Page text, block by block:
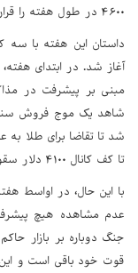
۴۶۰۰ در طول هفته را قرار داشت.
داستان این هفته با
آغاز شد. در ابتدای هفته،
مبنی بر پیشرفت در
شاهد یک موج فروش
شد تا تقاضا برای طلا
تا کف کانال ۴۱۰۰ دلار سقوط کند.
با این حال، در اواسط
عدم مشاهده هیچ
جنگ دوباره بر بازار
قوت خود باقی است و این